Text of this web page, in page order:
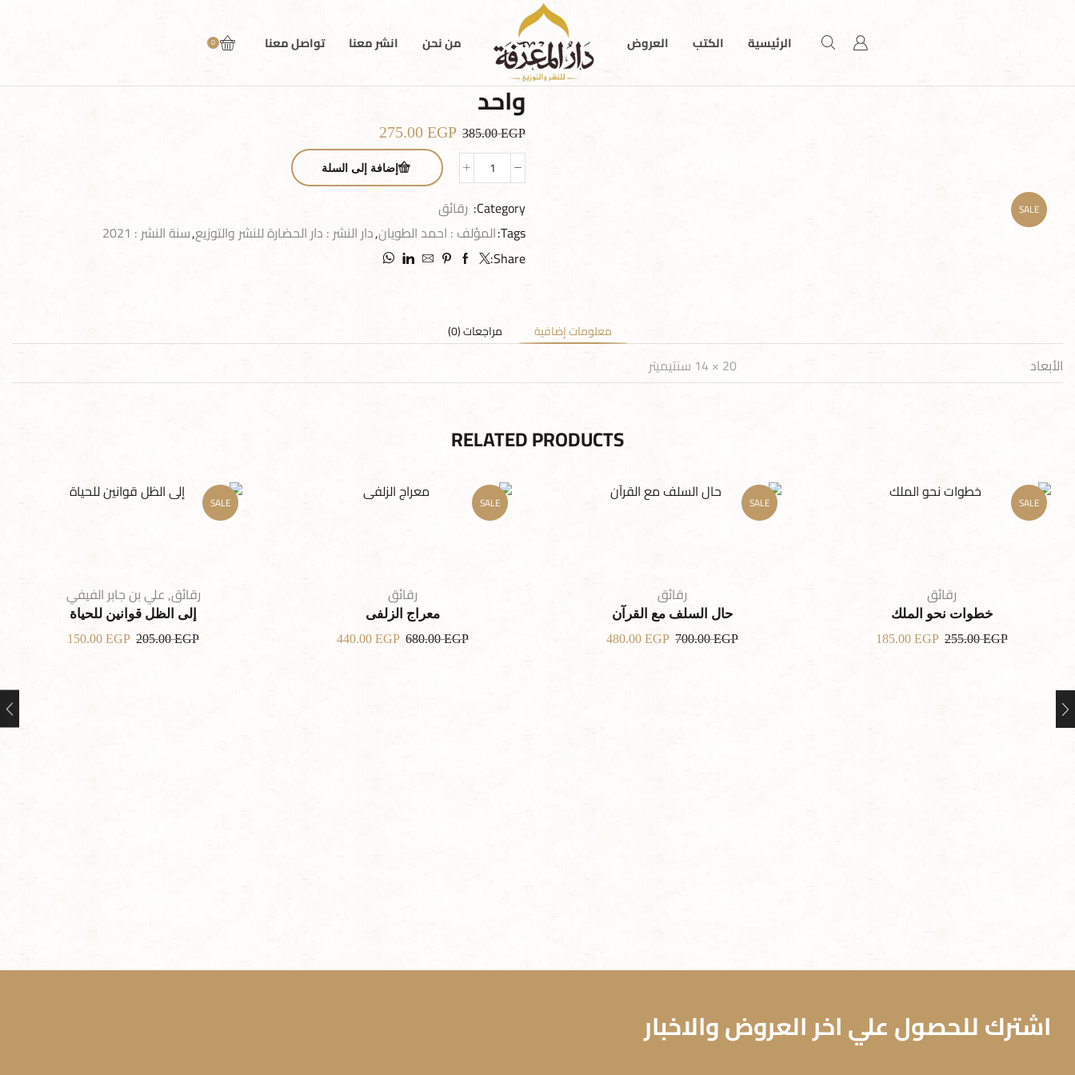
الرئيسية الكتب العروض من نحن انشر معنا تواصل معنا 0
SALE
واحد
385.00EGP
275.00 EGP
إضافة إلى السلة
Category: رقائق
Tags: المؤلف : احمد الطويان,دار النشر : دار الحضارة للنشر والتوزيع,سنة النشر : 2021
Share:
معلومات إضافية مراجعات (0)
الأبعاد 20 × 14 سنتيميتر
RELATED PRODUCTS
SALE
رقائق
خطوات نحو الملك
255.00EGP
185.00 EGP
SALE
رقائق
حال السلف مع القرآن
700.00EGP
480.00 EGP
SALE
رقائق
معراج الزلفى
680.00EGP
440.00 EGP
SALE
رقائق,علي بن جابر الفيفي
إلى الظل قوانين للحياة
205.00EGP
150.00 EGP
اشترك للحصول علي اخر العروض والاخبار